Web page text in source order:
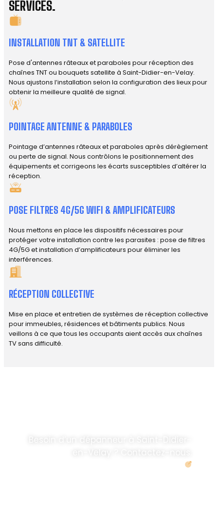
SERVICES.
INSTALLATION TNT & SATELLITE
Pose d'antennes râteaux et paraboles pour réception des
chaînes TNT ou bouquets satellite à Saint-Didier-en-Velay.
Nous ajustons l’installation selon la configuration des lieux pour
obtenir la meilleure qualité de signal.
POINTAGE ANTENNE & PARABOLES
Pointage d’antennes râteaux et paraboles après dérèglement
ou perte de signal. Nous contrôlons le positionnement des
équipements et corrigeons les écarts susceptibles d’altérer la
réception.
POSE FILTRES 4G/5G WIFI & AMPLIFICATEURS
Nous mettons en place les dispositifs nécessaires pour
protéger votre installation contre les parasites : pose de filtres
4G/5G et installation d’amplificateurs pour éliminer les
interférences.
RÉCEPTION COLLECTIVE
Mise en place et entretien de systèmes de réception collective
pour immeubles, résidences et bâtiments publics. Nous
veillons à ce que tous les occupants aient accès aux chaînes
TV sans difficulté.
Besoin d’un dépanneur à Saint-Didier-